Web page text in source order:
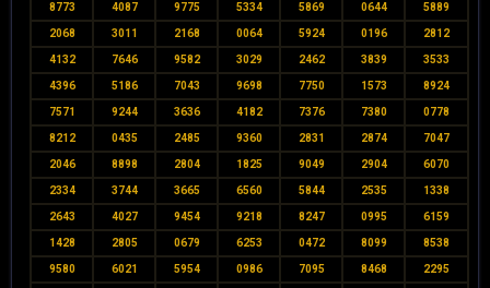
8773 4087 9775 5334 5869 0644 5889
2068 3011 2168 0064 5924 0196 2812
4132 7646 9582 3029 2462 3839 3533
4396 5186 7043 9698 7750 1573 8924
7571 9244 3636 4182 7376 7380 0778
8212 0435 2485 9360 2831 2874 7047
2046 8898 2804 1825 9049 2904 6070
2334 3744 3665 6560 5844 2535 1338
2643 4027 9454 9218 8247 0995 6159
1428 2805 0679 6253 0472 8099 8538
9580 6021 5954 0986 7095 8468 2295